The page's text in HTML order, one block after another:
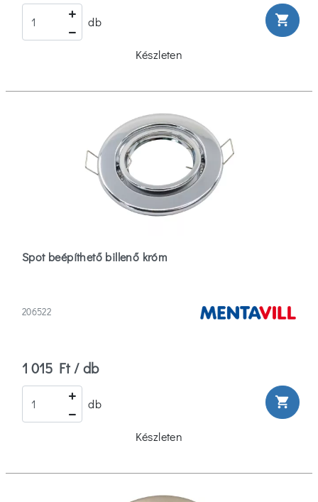
db shopping_cart
Készleten
Spot beépíthető billenő króm
206522
1 015 Ft / db
db shopping_cart
Készleten